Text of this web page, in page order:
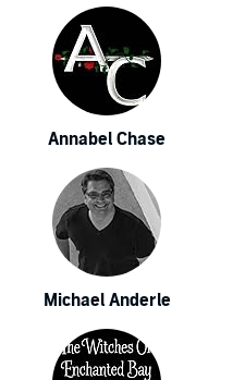
Annabel Chase
Michael Anderle